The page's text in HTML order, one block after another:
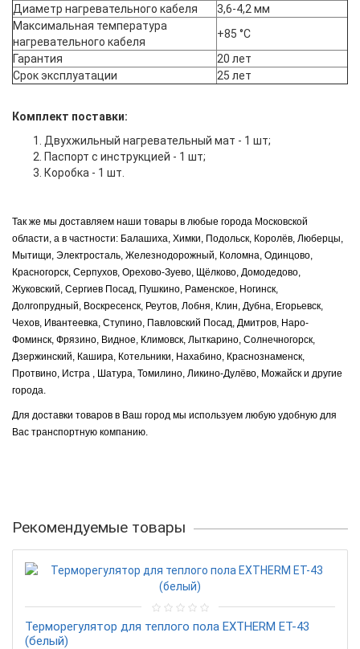
Диаметр нагревательного кабеля
3,6-4,2 мм
Максимальная температура
нагревательного кабеля
+85 °С
Гарантия
20 лет
Срок эксплуатации
25 лет
Комплект поставки:
Двухжильный нагревательный мат - 1 шт;
Паспорт с инструкцией - 1 шт;
Коробка - 1 шт.
Так же мы доставляем наши товары в любые города Московской
области, а в частности: Балашиха, Химки, Подольск, Королёв, Люберцы,
Мытищи, Электросталь, Железнодорожный, Коломна, Одинцово,
Красногорск, Серпухов, Орехово-Зуево, Щёлково, Домодедово,
Жуковский, Сергиев Посад, Пушкино, Раменское, Ногинск,
Долгопрудный, Воскресенск, Реутов, Лобня, Клин, Дубна, Егорьевск,
Чехов, Ивантеевка, Ступино, Павловский Посад, Дмитров, Наро-
Фоминск, Фрязино, Видное, Климовск, Лыткарино, Солнечногорск,
Дзержинский, Кашира, Котельники, Нахабино, Краснознаменск,
Протвино, Истра , Шатура, Томилино, Ликино-Дулёво, Можайск и другие
города.
Для доставки товаров в Ваш город мы используем любую удобную для
Вас транспортную компанию.
Рекомендуемые товары
Терморегулятор для теплого пола EXTHERM ET-43
(белый)